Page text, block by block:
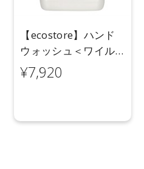
【ecostore】ハンド
ウォッシュ＜ワイル
ドローズ＆シダー＞
5L
¥7,920